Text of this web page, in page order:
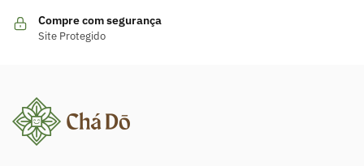
Compre com segurança
Site Protegido